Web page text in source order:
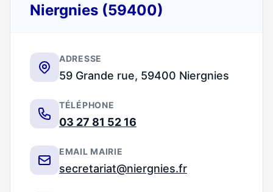
Niergnies (59400)
ADRESSE
59 Grande rue, 59400 Niergnies
TÉLÉPHONE
03 27 81 52 16
EMAIL MAIRIE
secretariat@niergnies.fr